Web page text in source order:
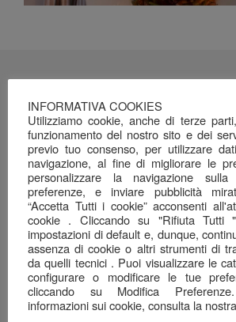
APERTI PER
4 Luglio 2026
Chiuso per Ferie
4 Luglio 2026
Dalla terra e dal mare, alla
26 Giugno 2026
Una serata ben riuscita…
22 Giugno 2026
Il mare nel calice…
INFORMATIVA COOKIES
Utilizziamo cookie, anche di terze
funzionamento del nostro sito e dei
previo tuo consenso, per utilizzare
navigazione, al fine di migliorare le
personalizzare la navigazione
preferenze, e inviare pubblicità
“Accetta Tutti i cookie” acconsenti
cookie . Cliccando su "Rifiuta Tutti
impostazioni di default e, dunque,
assenza di cookie o altri strumenti di
da quelli tecnici . Puoi visualizzare le
configurare o modificare le tue
cliccando su Modifica
informazioni sui cookie, consulta la